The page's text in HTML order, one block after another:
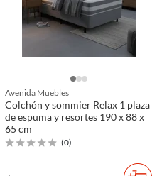
Avenida Muebles
Colchón y sommier Relax 1 plaza
de espuma y resortes 190 x 88 x
65 cm
(0)